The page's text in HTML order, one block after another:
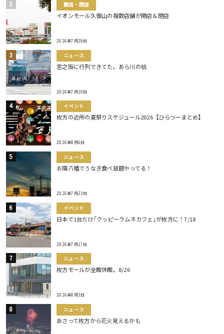
開店・閉店
イオンモール久御山の複数店舗が開店＆閉店
2026年7月29日
ニュース
宮之阪に行列できてた。あら川の桃
2026年7月10日
イベント
枚方の近所の夏祭りスケジュール2026【ひらつーまとめ】
2026年8月6日
ニュース
お隣八幡でうなぎ食べ放題やってる！
2026年7月23日
イベント
日本で1台だけ｢クッピーラムネカフェ｣が枚方に！7/18
2026年7月17日
ニュース
枚方モールが全館休館。8/26
2026年8月3日
ニュース
あさって枚方から花火見えるかも